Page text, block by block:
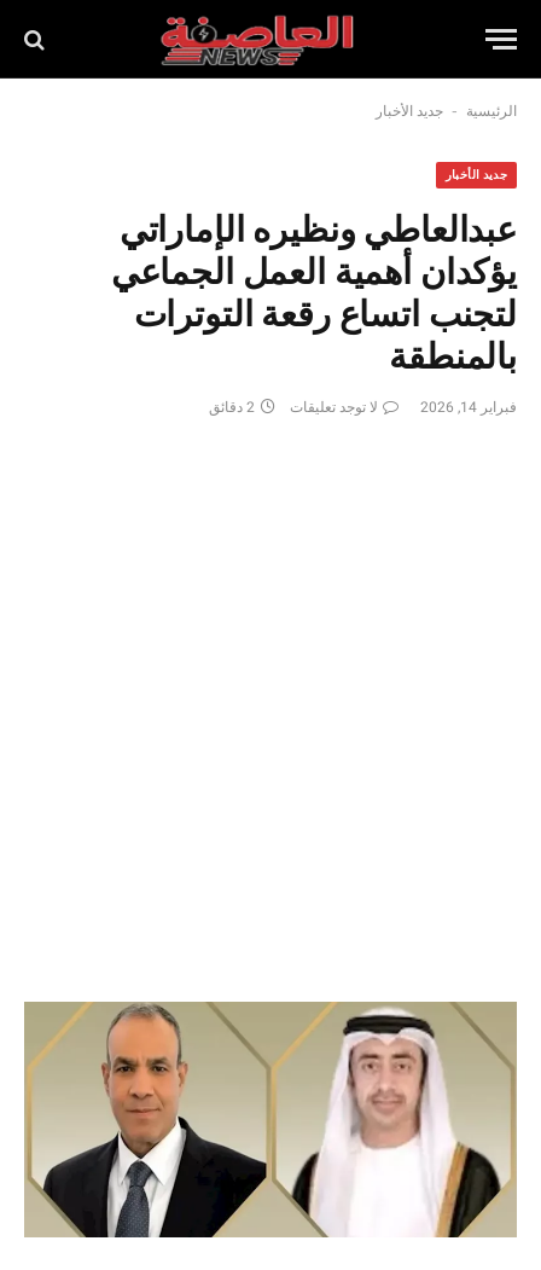
الرئيسية - جديد الأخبار
جديد الأخبار
عبدالعاطي ونظيره الإماراتي
يؤكدان أهمية العمل الجماعي
لتجنب اتساع رقعة التوترات
بالمنطقة
فبراير 14, 2026 لا توجد تعليقات 2 دقائق